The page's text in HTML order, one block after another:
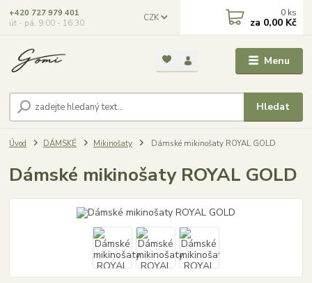
Menu
CZK
Hledat
+420 727 979 401
út - pá, 9:00 - 16:30
0 ks
za 0,00 Kč
Úvod DÁMSKÉ Mikinošaty Dámské mikinošaty ROYAL GOLD
Dámské mikinošaty ROYAL GOLD